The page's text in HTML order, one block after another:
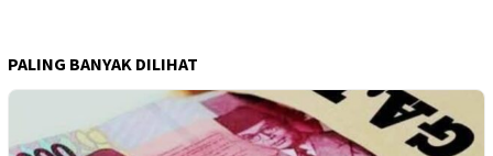
PALING BANYAK DILIHAT